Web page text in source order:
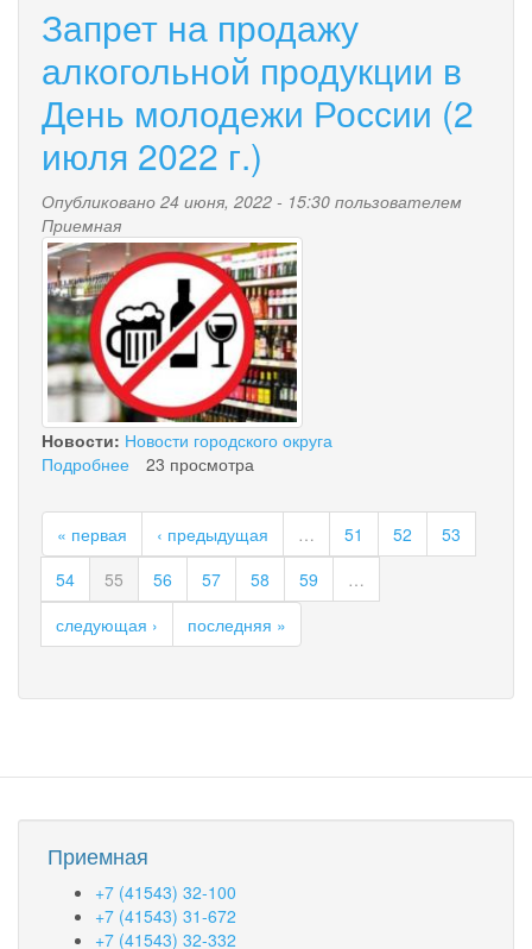
Запрет на продажу
алкогольной продукции в
День молодежи России (2
июля 2022 г.)
Опубликовано 24 июня, 2022 - 15:30 пользователем
Приемная
352x253.jpg
Новости: Новости городского округа
Подробнее
на
продажу
алкогольной
продукции
в
День
молодежи
(2
г.)
23 просмотра
« первая ‹ предыдущая … 51 52
53
54
55 56 57 58 59
…
следующая ›
последняя »
Приемная
+7 (41543) 32-100
+7 (41543) 31-672
+7 (41543) 32-332